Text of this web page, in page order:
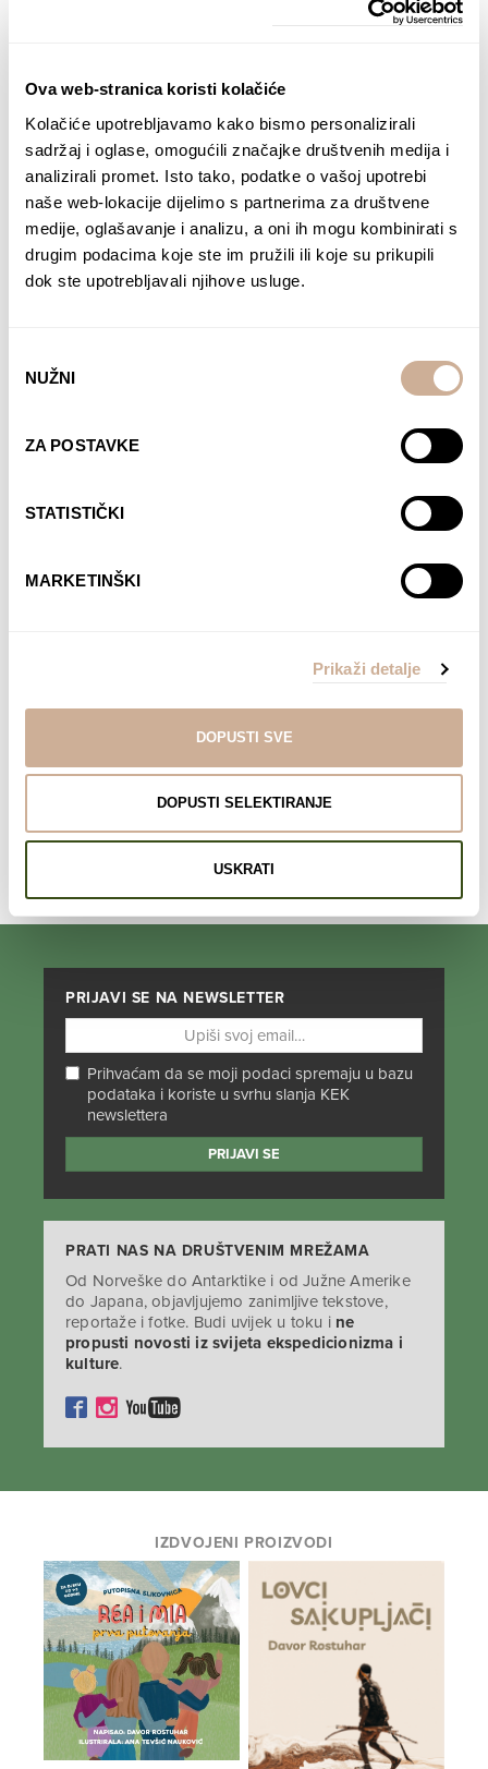
Ova web-stranica koristi kolačiće
Kolačiće upotrebljavamo kako bismo personalizirali
sadržaj i oglase, omogućili značajke društvenih medija i
analizirali promet. Isto tako, podatke o vašoj upotrebi
naše web-lokacije dijelimo s partnerima za društvene
medije, oglašavanje i analizu, a oni ih mogu kombinirati s
drugim podacima koje ste im pružili ili koje su prikupili
dok ste upotrebljavali njihove usluge.
pristanka
NUŽNI
ZA POSTAVKE
STATISTIČKI
MARKETINŠKI
Prikaži detalje
DOPUSTI SVE
DOPUSTI SELEKTIRANJE
USKRATI
Kupite danas
DODAJ U KOŠARICU
PRIJAVI SE NA NEWSLETTER
Prihvaćam da se moji podaci spremaju u bazu
podataka i koriste u svrhu slanja KEK
newslettera
PRATI NAS NA DRUŠTVENIM MREŽAMA
Od Norveške do Antarktike i od Južne Amerike
do Japana, objavljujemo zanimljive tekstove,
reportaže i fotke. Budi uvijek u toku i ne
propusti novosti iz svijeta ekspedicionizma i
kulture.
IZDVOJENI PROIZVODI